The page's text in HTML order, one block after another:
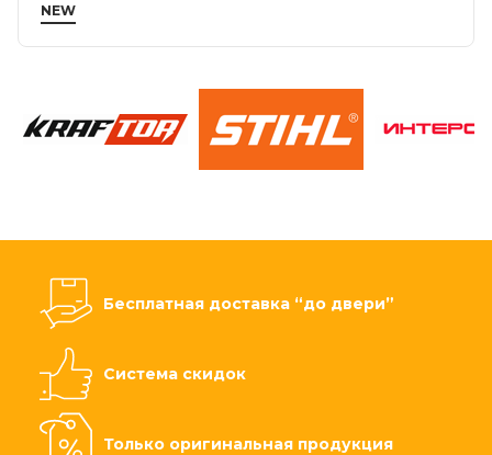
NEW
Бесплатная доставка “до двери”
Система скидок
Только оригинальная продукция